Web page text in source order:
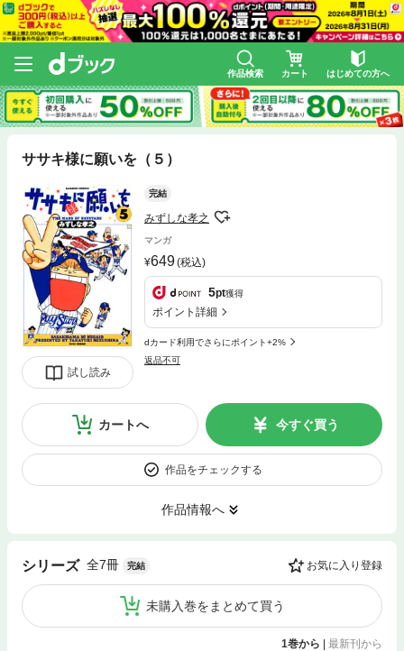
作品検索 カート はじめての方へ
ササキ様に願いを（５）
試し読み
完結
みずしな孝之
マンガ
649(税込)
5pt獲得
ポイント詳細
dカード利用でさらにポイント+2%
返品不可
カートへ 今すぐ買う
作品をチェックする
作品情報へ
シリーズ 全7冊 完結 お気に入り登録
未購入巻をまとめて買う
1巻から | 最新刊から